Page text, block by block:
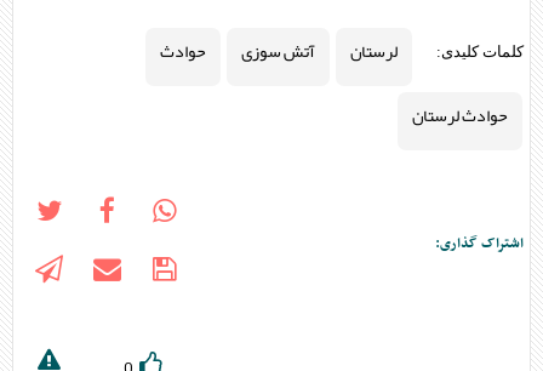
کلمات کلیدی: لرستان آتش سوزی
حوادث
حوادث لرستان
اشتراک گذاری: